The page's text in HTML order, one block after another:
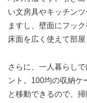
い文房具やキッチン
ますし、壁面にフッ
床面を広く使えて部屋
さらに、一人暮らし
ント。100均の収納ケ
と移動できるので、